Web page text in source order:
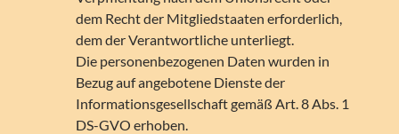
dem Recht der Mitgliedstaaten erforderlich,
dem der Verantwortliche unterliegt.
Die personenbezogenen Daten wurden in
Bezug auf angebotene Dienste der
Informationsgesellschaft gemäß Art. 8 Abs. 1
DS-GVO erhoben.